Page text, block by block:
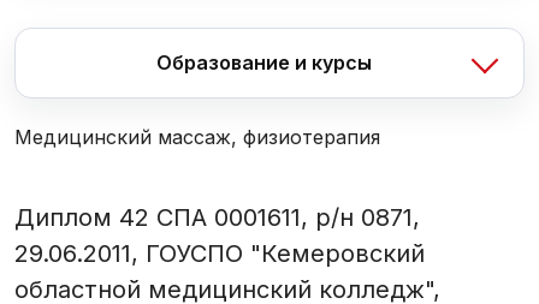
Образование и курсы
Медицинский массаж, физиотерапия
Диплом 42 СПА 0001611, р/н 0871,
29.06.2011, ГОУСПО "Кемеровский
областной медицинский колледж",